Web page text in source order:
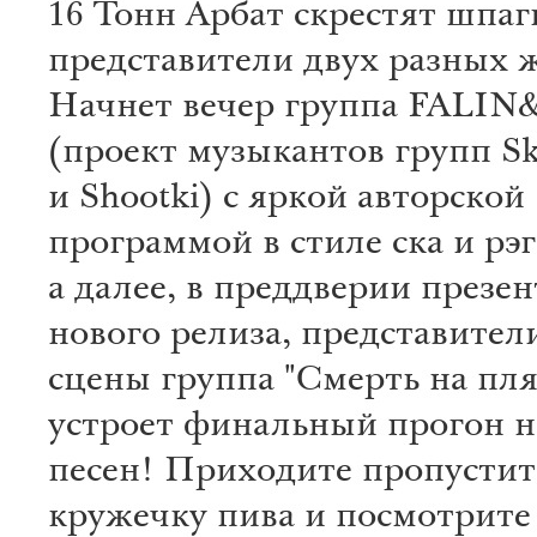
16 Тонн Арбат скрестят
представители двух разных
Начнет вечер группа
(проект музыкантов групп
и Shootki) с яркой авторской
программой в стиле ска и
а далее, в преддверии
нового релиза,
сцены группа "Смерть на
устроет финальный прогон
песен! Приходите
кружечку пива и